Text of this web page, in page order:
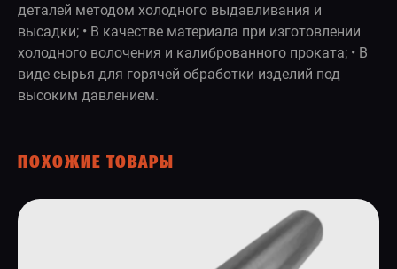
деталей методом холодного выдавливания и
высадки; • В качестве материала при изготовлении
холодного волочения и калиброванного проката; • В
виде сырья для горячей обработки изделий под
высоким давлением.
ПОХОЖИЕ ТОВАРЫ